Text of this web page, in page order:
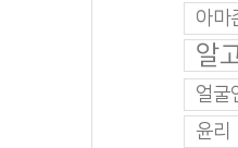
아마
알
얼굴
윤리